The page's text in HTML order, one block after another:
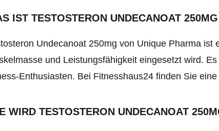
IST TESTOSTERON UNDECANOAT
Undecanoat 250mg von Unique Pharma
und Leistungsfähigkeit eingesetzt wird.
Enthusiasten. Bei Fitnesshaus24 finden Sie
WIRD TESTOSTERON UNDECANOAT